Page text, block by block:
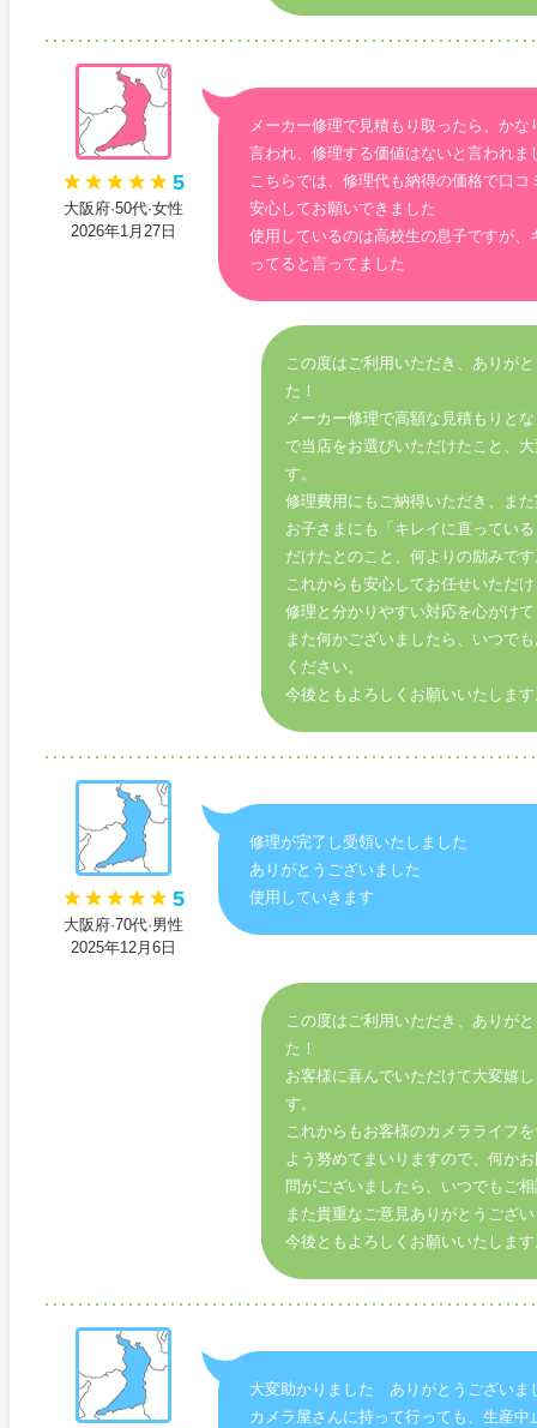
5
大阪府·50代·女性
2026年1月27日
メーカー修理で見積もり取ったら、かな
言われ、修理する価値はないと言われま
こちらでは、修理代も納得の価格で口コ
安心してお願いできました
使用しているのは高校生の息子ですが、
ってると言ってました
この度はご利用いただき、ありが
た！
メーカー修理で高額な見積もりと
で当店をお選びいただけたこと、
す。
修理費用にもご納得いただき、ま
お子さまにも「キレイに直ってい
だけたとのこと、何よりの励みで
これからも安心してお任せいただ
修理と分かりやすい対応を心がけ
また何かございましたら、いつで
ください。
今後ともよろしくお願いいたしま
5
大阪府·70代·男性
2025年12月6日
修理が完了し受領いたしました
ありがとうございました
使用していきます
この度はご利用いただき、ありが
た！
お客様に喜んでいただけて大変嬉
す。
これからもお客様のカメラライフ
よう努めてまいりますので、何か
問がございましたら、いつでもご
また貴重なご意見ありがとうござ
今後ともよろしくお願いいたしま
大変助かりました ありがとうございま
カメラ屋さんに持って行っても、生産中